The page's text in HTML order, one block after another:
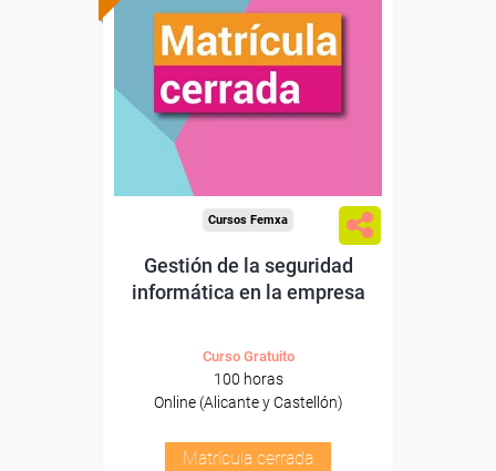
Cursos Femxa
Gestión de la seguridad
informática en la empresa
Curso Gratuito
100 horas
Online (Alicante y Castellón)
Matrícula cerrada